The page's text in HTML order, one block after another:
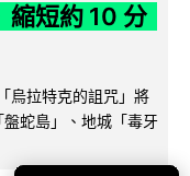
縮短約 10 分
烏拉特克的詛咒」將
蛇島」、地城「毒牙